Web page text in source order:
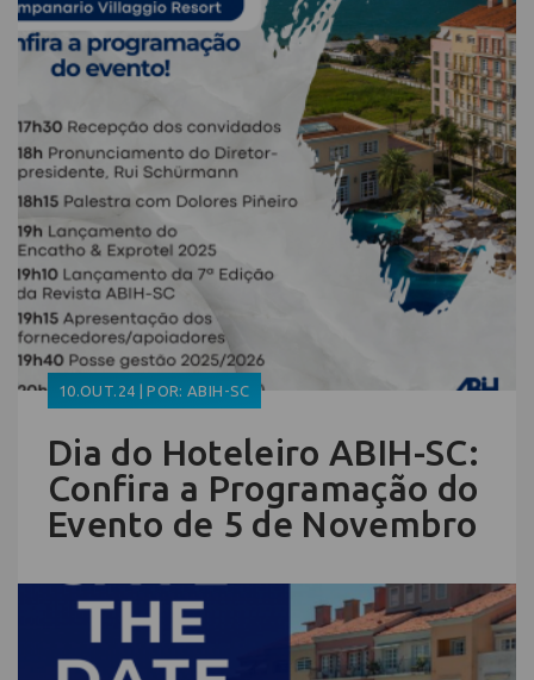
10.OUT.24 | POR: ABIH-SC
Dia do Hoteleiro ABIH-SC:
Confira a Programação do
Evento de 5 de Novembro